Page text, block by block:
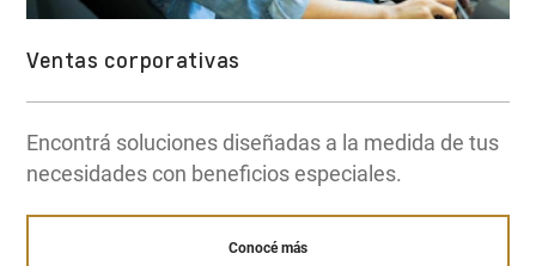
Ventas corporativas
Encontrá soluciones diseñadas a la medida de tus
necesidades con beneficios especiales.
Conocé más